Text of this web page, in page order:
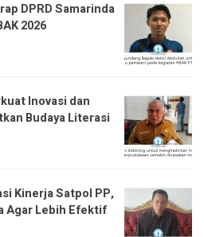
DPRD Samarinda
2026
Inovasi dan
Budaya Literasi
Kinerja Satpol PP,
Agar Lebih Efektif